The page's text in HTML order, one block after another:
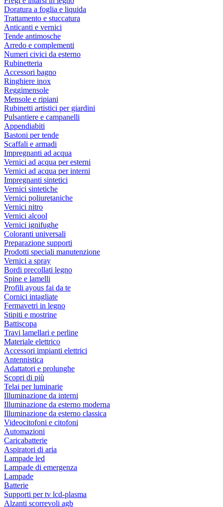
Doratura a foglia e liquida
Trattamento e stuccatura
Anticanti e vernici
Tende antimosche
Arredo e complementi
Numeri civici da esterno
Rubinetteria
Accessori bagno
Ringhiere inox
Reggimensole
Mensole e ripiani
Rubinetti artistici per giardini
Pulsantiere e campanelli
Appendiabiti
Bastoni per tende
Scaffali e armadi
Impregnanti ad acqua
Vernici ad acqua per esterni
Vernici ad acqua per interni
Impregnanti sintetici
Vernici sintetiche
Vernici poliuretaniche
Vernici nitro
Vernici alcool
Vernici ignifughe
Coloranti universali
Preparazione supporti
Prodotti speciali manutenzione
Vernici a spray
Bordi precollati legno
Spine e lamelli
Profili ayous fai da te
Cornici intagliate
Fermavetri in legno
Stipiti e mostrine
Battiscopa
Travi lamellari e perline
Materiale elettrico
Accessori impianti elettrici
Antennistica
Adattatori e prolunghe
Scopri di più
Telai per luminarie
Illuminazione da interni
Illuminazione da esterno moderna
Illuminazione da esterno classica
Videocitofoni e citofoni
Automazioni
Caricabatterie
Aspiratori di aria
Lampade led
Lampade di emergenza
Lampade
Batterie
Supporti per tv lcd-plasma
Alzanti scorrevoli agb